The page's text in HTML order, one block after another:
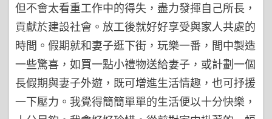
但不會太看重工作中的得失，盡力發揮自己所長，
貢獻於建設社會。放工後就好好享受與家人共處的
時間。假期就和妻子逛下街，玩樂一番，間中製造
一些驚喜，如買一點小禮物送給妻子，或計劃一個
長假期與妻子外遊，既可增進生活情趣，也可抒援
一下壓力。我覺得簡簡單單的生活便以十分快樂，